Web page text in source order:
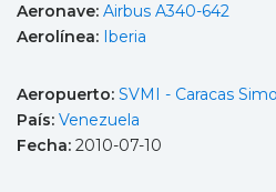
Aeronave: Airbus A340-642
Aerolínea: Iberia
Aeropuerto: SVMI - Caracas
País: Venezuela
Fecha: 2010-07-10